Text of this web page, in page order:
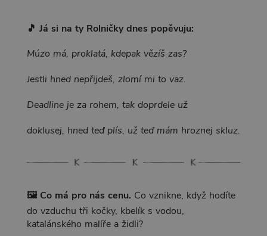
🎵 Já si na ty Rolničky dnes popěvuju:
Múzo má, proklatá, kdepak vězíš zas?
Jestli hned nepřijdeš, zlomí mi to vaz.
Deadline je za rohem, tak doprdele už
doklusej, hned teď plís, už teď mám hroznej skluz.
🖼️ Co má pro nás cenu. Co vznikne, když hodíte
do vzduchu tři kočky, kbelík s vodou,
katalánského malíře a židli?